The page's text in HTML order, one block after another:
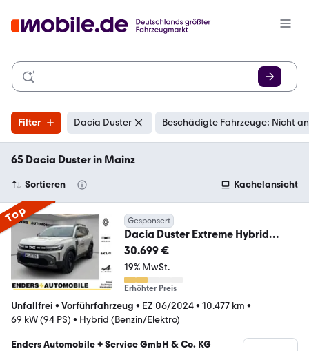
Filter Dacia Duster Beschädigte Fahrzeuge: Nicht
65 Dacia Duster in Mainz
Sortieren Kachelansicht
Top Gesponsert
Dacia Duster Extreme Hybrid
140++SHZ++PDC++NAVI++NP: 3
30.699 €
19% MwSt.
Erhöhter Preis
Unfallfrei • Vorführfahrzeug • EZ 06/2024• 10.477 km •
69 kW (94 PS) • Hybrid (Benzin/Elektro)
Enders Automobile + Service GmbH & Co. KG